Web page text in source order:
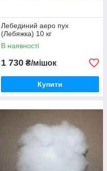
Лебединий аеро пух
(Лебяжка) 10 кг
В наявності
1 730 ₴/мішок
Купити